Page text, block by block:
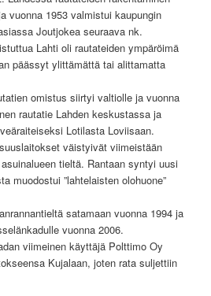
vuonna 1953 valmistui kaupungin
Joutjokea seuraava nk.
Lahti oli rautateiden ympäröimä
päässyt ylittämättä tai alittamatta
omistus siirtyi valtiolle ja vuonna
rautatie Lahden keskustassa ja
Lotilasta Loviisaan.
väistyivät viimeistään
tieltä. Rantaan syntyi uusi
muodostui ”lahtelaisten olohuone”
satamaan vuonna 1994 ja
vuonna 2006.
viimeinen käyttäjä Polttimo Oy
Kujalaan, joten rata suljettiin